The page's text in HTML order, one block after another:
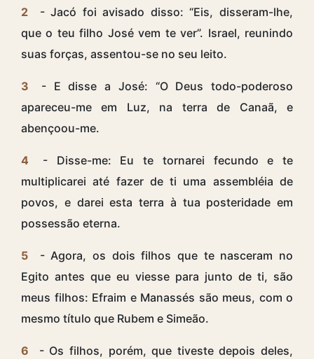
2
- Jacó foi avisado disso: “Eis, disseram-lhe,
que o teu filho José vem te ver”. Israel, reunindo
suas forças, assentou-se no seu leito.
3
- E disse a José: “O Deus todo-poderoso
apareceu-me em Luz, na terra de Canaã, e
abençoou-me.
4
- Disse-me: Eu te tornarei fecundo e te
multiplicarei até fazer de ti uma assembléia de
povos, e darei esta terra à tua posteridade em
possessão eterna.
5
- Agora, os dois filhos que te nasceram no
Egito antes que eu viesse para junto de ti, são
meus filhos: Efraim e Manassés são meus, com o
mesmo título que Rubem e Simeão.
6
- Os filhos, porém, que tiveste depois deles,